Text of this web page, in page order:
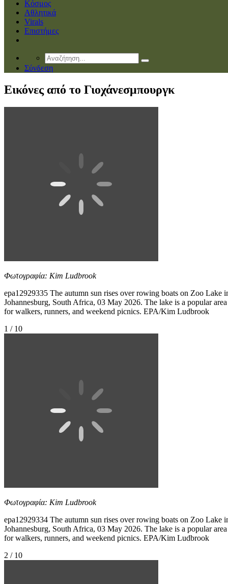
Κόσμος
Αθλητικά
Virals
Επιστήμες
Σύνδεση
Εικόνες από το Γιοχάνεσμπουργκ
Φωτογραφία: Kim Ludbrook
epa12929335 The autumn sun rises over rowing boats on Zoo Lake
Johannesburg, South Africa, 03 May 2026. The lake is a popular area
for walkers, runners, and weekend picnics. EPA/Kim Ludbrook
1 / 10
Φωτογραφία: Kim Ludbrook
epa12929334 The autumn sun rises over rowing boats on Zoo Lake
Johannesburg, South Africa, 03 May 2026. The lake is a popular area
for walkers, runners, and weekend picnics. EPA/Kim Ludbrook
2 / 10